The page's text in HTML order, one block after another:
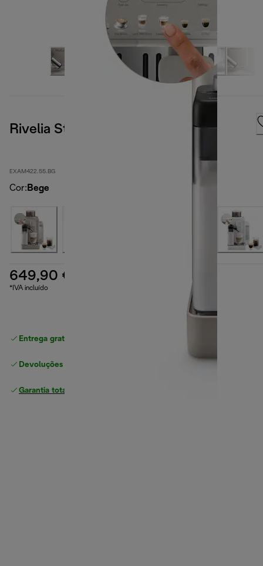
Rivelia Start Bege
EXAM422.55.BG
Cor: Bege
649,90 €
*IVA incluído
Entrega gratuita padrão
Devoluções gratuitas
Garantia total